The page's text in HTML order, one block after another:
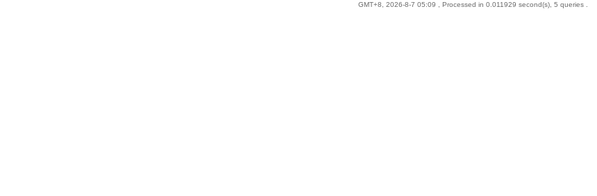
GMT+8, 2026-8-7 05:09 , Processed in 0.011929 second(s), 5 queries .